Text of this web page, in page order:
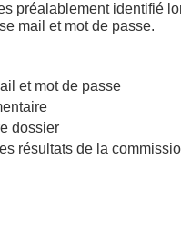
préalablement identifié
mail et mot de passe.
et mot de passe
dossier
résultats de la